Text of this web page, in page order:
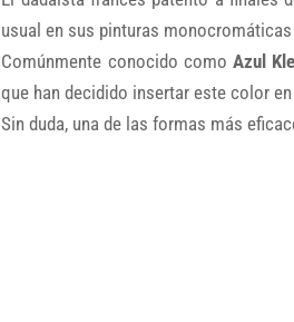
usual en sus pinturas
Comúnmente conocido comoAzul
que han decidido insertar este color
Sin duda, una de las formas más